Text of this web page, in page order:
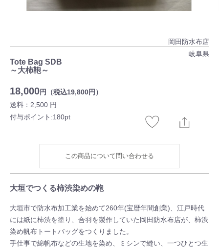
岡田防水布店
岐阜県
Tote Bag SDB
～大柿鞄～
18,000円（税込19,800円）
送料：2,500 円
付与ポイント:180pt
この商品について問い合わせる
大垣でつくる柿渋染めの鞄
大垣市で防水布加工業を始めて260年(宝暦年間創業)、江戸時代
には紙に柿渋を塗り、合羽を製作していた岡田防水布店が、柿渋
染め帆布トートバッグをつくりました。
手仕事で綿帆布などの生地を染め、ミシンで縫い、一つひとつ生